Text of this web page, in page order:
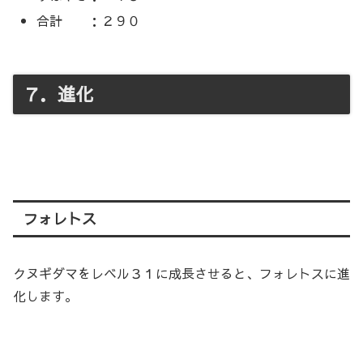
合計 ：２９０
７．進化
フォレトス
クヌギダマをレベル３１に成長させると、フォレトスに進
化します。